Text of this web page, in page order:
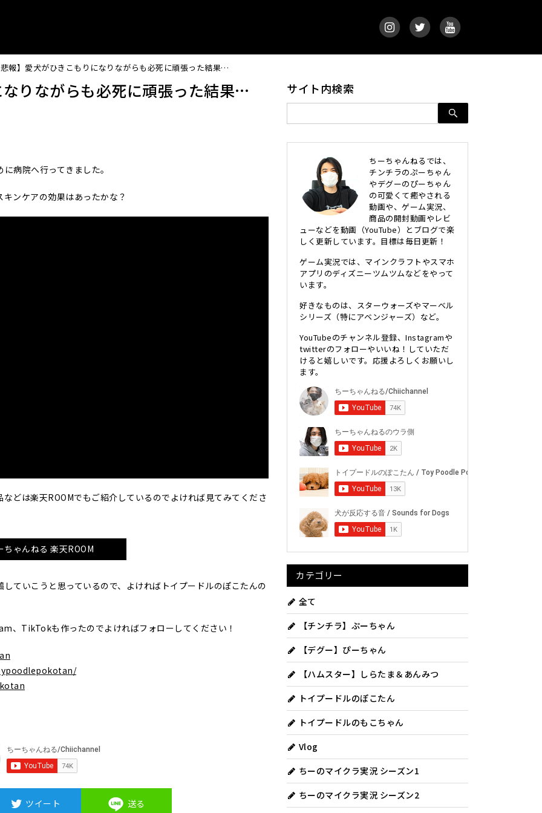
報】愛犬がひきこもりになりながらも必死に頑張った結果…
りながらも必死に頑張った結果…
病院へ行ってきました。
ンケアの効果はあったかな？
どは楽天ROOMでもご紹介しているのでよければ見てみてくださ
ちゃんねる 楽天ROOM
ていこうと思っているので、よければトイプードルのぽこたんの
TikTokも作ったのでよければフォローしてください！
ツイート 送る
サイト内検索
ちーちゃんねるでは、
チンチラのぷーちゃん
やデグーのぴーちゃん
の可愛くて癒やされる
動画や、ゲーム実況、
商品の開封動画やレビ
ューなどを動画（YouTube）とブログで楽
しく更新しています。目標は毎日更新！
ゲーム実況では、マインクラフトやスマホ
アプリのディズニーツムツムなどをやって
います。
好きなものは、スターウォーズやマーベル
シリーズ（特にアベンジャーズ）など。
YouTubeのチャンネル登録、Instagramや
twitterのフォローやいいね！していただ
けると嬉しいです。応援よろしくお願いし
ます。
カテゴリー
全て
【チンチラ】ぷーちゃん
【デグー】ぴーちゃん
【ハムスター】しらたま＆あんみつ
トイプードルのぽこたん
トイプードルのもこちゃん
Vlog
ちーのマイクラ実況 シーズン1
ちーのマイクラ実況 シーズン2